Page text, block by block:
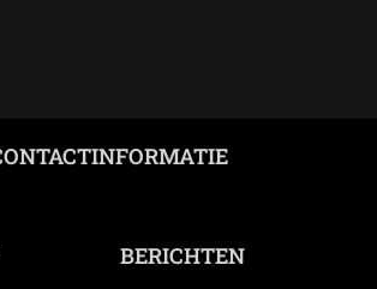
BERICHTEN